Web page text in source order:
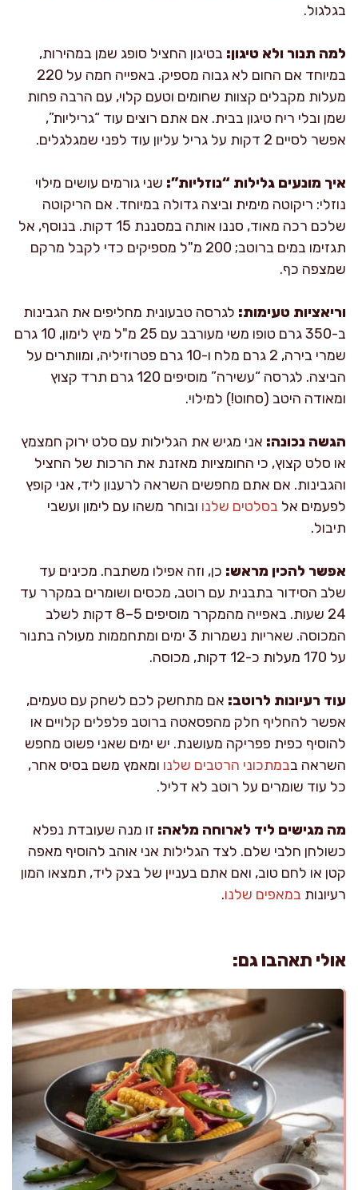
בגלגול.
למה תנור ולא טיגון: בטיגון החציל סופג שמן במהירות,
במיוחד אם החום לא גבוה מספיק. באפייה חמה על 220
מעלות מקבלים קצוות שחומים וטעם קלוי, עם הרבה פחות
שמן ובלי ריח טיגון בבית. אם אתם רוצים עוד “גריליות”,
אפשר לסיים 2 דקות על גריל עליון עוד לפני שמגלגלים.
איך מונעים גלילות “נוזליות”: שני גורמים עושים מילוי
נוזלי: ריקוטה מימית וביצה גדולה במיוחד. אם הריקוטה
שלכם רכה מאוד, סננו אותה במסננת 15 דקות. בנוסף, אל
תגזימו במים ברוטב; 200 מ"ל מספיקים כדי לקבל מרקם
שמצפה כף.
וריאציות טעימות: לגרסה טבעונית מחליפים את הגבינות
ב-350 גרם טופו משי מעורבב עם 25 מ"ל מיץ לימון, 10 גרם
שמרי בירה, 2 גרם מלח ו-10 גרם פטרוזיליה, ומוותרים על
הביצה. לגרסה “עשירה” מוסיפים 120 גרם תרד קצוץ
ומאודה היטב (סחוט!) למילוי.
הגשה נכונה: אני מגיש את הגלילות עם סלט ירוק חמצמץ
או סלט קצוץ, כי החומציות מאזנת את הרכות של החציל
והגבינות. אם אתם מחפשים השראה לרענון ליד, אני קופץ
לפעמים אל בסלטים שלנו ובוחר משהו עם לימון ועשבי
תיבול.
אפשר להכין מראש: כן, וזה אפילו משתבח. מכינים עד
שלב הסידור בתבנית עם רוטב, מכסים ושומרים במקרר עד
24 שעות. באפייה מהמקרר מוסיפים 5–8 דקות לשלב
המכוסה. שאריות נשמרות 3 ימים ומתחממות מעולה בתנור
על 170 מעלות כ-12 דקות, מכוסה.
עוד רעיונות לרוטב: אם מתחשק לכם לשחק עם טעמים,
אפשר להחליף חלק מהפסאטה ברוטב פלפלים קלויים או
להוסיף כפית פפריקה מעושנת. יש ימים שאני פשוט מחפש
השראה בבמתכוני הרטבים שלנו ומאמץ משם בסיס אחר,
כל עוד שומרים על רוטב לא דליל.
מה מגישים ליד לארוחה מלאה: זו מנה שעובדת נפלא
כשולחן חלבי שלם. לצד הגלילות אני אוהב להוסיף מאפה
קטן או לחם טוב, ואם אתם בעניין של בצק ליד, תמצאו המון
רעיונות במאפים שלנו.
אולי תאהבו גם: